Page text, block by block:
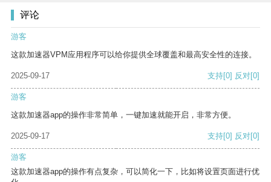
评论
游客
这款加速器VPM应用程序可以给你提供全球覆盖和最高安全性的连接。
2025-09-17 支持[0] 反对[0]
游客
这款加速器app的操作非常简单，一键加速就能开启，非常方便。
2025-09-17 支持[0] 反对[0]
游客
这款加速器app的操作有点复杂，可以简化一下，比如将设置页面进行优